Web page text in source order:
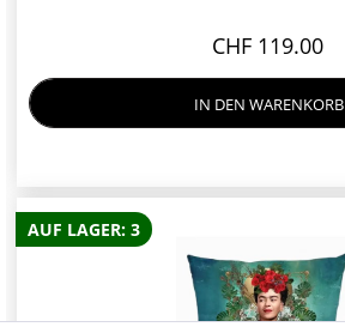
CHF 119.00
IN DEN WARENKORB
AUF LAGER: 3